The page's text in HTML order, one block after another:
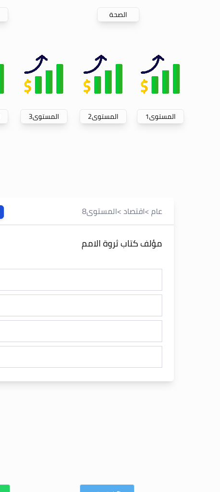
الصحة
المستوى1 المستوى2 المستوى3
عام>اقتصاد>المستوى8
مؤلف كتاب ثروة الامم